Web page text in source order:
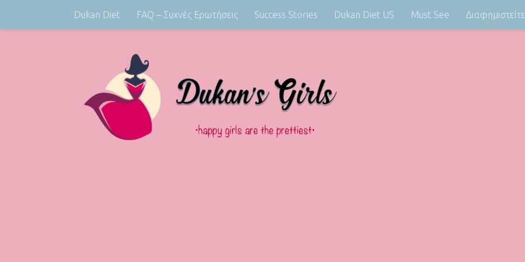
Skip to contentDukan Diet FAQ – Συχνές Ερωτήσεις Success Stories Dukan Diet US Must See Διαφημιστείτε